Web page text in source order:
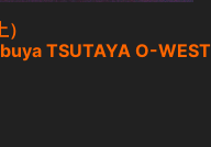
TSUTAYA O-WEST